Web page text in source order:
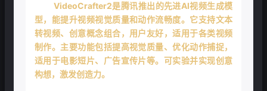
VideoCrafter2是腾讯推出的先进AI视频生成模
型，能提升视频视觉质量和动作流畅度。它支持文本
转视频、创意概念组合，用户友好，适用于各类视频
制作。主要功能包括提高视觉质量、优化动作捕捉，
适用于电影短片、广告宣传片等。可实验并实现创意
构想，激发创造力。